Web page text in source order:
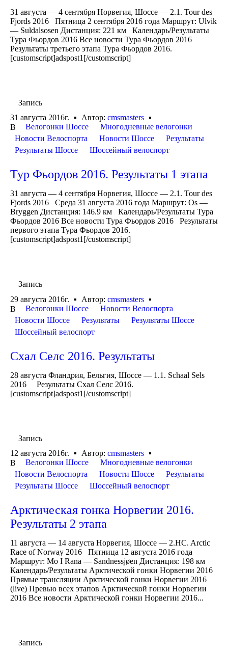
31 августа — 4 сентября Норвегия, Шоссе — 2.1. Tour des
Fjords 2016 Пятница 2 сентября 2016 года Маршрут: Ulvik
— Suldalsosen Дистанция: 221 км Календарь/Результаты
Тура Фьордов 2016 Все новости Тура Фьордов 2016
Результаты третьего этапа Тура Фьордов 2016.
[customscript]adspost1[/customscript]
Запись
31 августа 2016г.
Автор: cmsmasters
В
Велогонки Шоссе
Многодневные велогонки
Новости Велоспорта
Новости Шоссе
Результаты
Результаты Шоссе
Шоссейный велоспорт
Тур Фьордов 2016. Результаты 1 этапа
31 августа — 4 сентября Норвегия, Шоссе — 2.1. Tour des
Fjords 2016 Среда 31 августа 2016 года Маршрут: Os —
Bryggen Дистанция: 146.9 км Календарь/Результаты Тура
Фьордов 2016 Все новости Тура Фьордов 2016 Результаты
первого этапа Тура Фьордов 2016.
[customscript]adspost1[/customscript]
Запись
29 августа 2016г.
Автор: cmsmasters
В
Велогонки Шоссе
Новости Велоспорта
Новости Шоссе
Результаты
Результаты Шоссе
Шоссейный велоспорт
Схал Селс 2016. Результаты
28 августа Фландрия, Бельгия, Шоссе — 1.1. Schaal Sels
2016 Результаты Схал Селс 2016.
[customscript]adspost1[/customscript]
Запись
12 августа 2016г.
Автор: cmsmasters
В
Велогонки Шоссе
Многодневные велогонки
Новости Велоспорта
Новости Шоссе
Результаты
Результаты Шоссе
Шоссейный велоспорт
Арктическая гонка Норвегии 2016.
Результаты 2 этапа
11 августа — 14 августа Норвегия, Шоссе — 2.HC. Arctic
Race of Norway 2016 Пятница 12 августа 2016 года
Маршрут: Mo I Rana — Sandnessjøen Дистанция: 198 км
Календарь/Результаты Арктической гонки Норвегии 2016
Прямые трансляции Арктической гонки Норвегии 2016
(live) Превью всех этапов Арктической гонки Норвегии
2016 Все новости Арктической гонки Норвегии 2016...
Запись